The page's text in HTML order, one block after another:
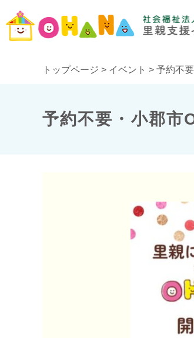
トップページ > イベント > 予約不
予約不要・小郡市